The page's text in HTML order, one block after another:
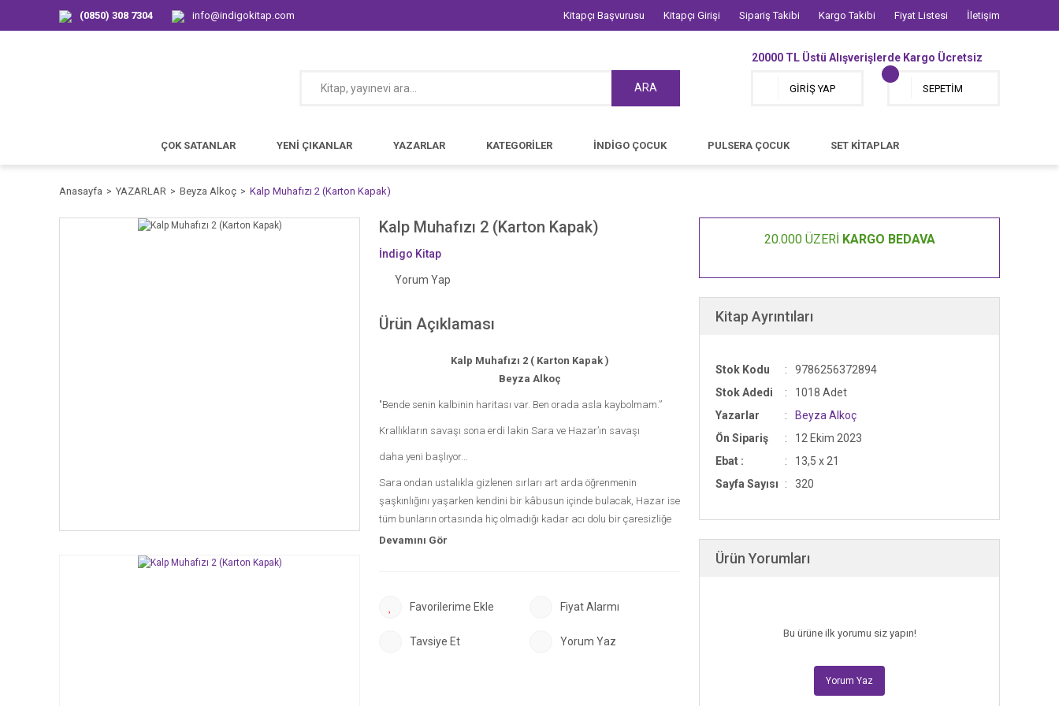
(0850) 308 7304 info@indigokitap.com Kitapçı Başvurusu Kitapçı Girişi Sipariş Takibi Kargo Takibi Fiyat Listesi İletişim
ARA
20000 TL Üstü Alışverişlerde Kargo Ücretsiz
GİRİŞ YAP SEPETİM
ÇOK SATANLAR YENİ ÇIKANLAR YAZARLAR KATEGORİLER İNDİGO ÇOCUK PULSERA ÇOCUK SET KİTAPLAR
Anasayfa YAZARLAR Beyza Alkoç Kalp Muhafızı 2 (Karton Kapak)
Kalp Muhafızı 2 (Karton Kapak)
İndigo Kitap
Yorum Yap
Ürün Açıklaması
Kalp Muhafızı 2 ( Karton Kapak )
Beyza Alkoç
"Bende senin kalbinin haritası var. Ben orada asla kaybolmam.”
Krallıkların savaşı sona erdi lakin Sara ve Hazar’ın savaşı
daha yeni başlıyor...
Sara ondan ustalıkla gizlenen sırları art arda öğrenmenin
şaşkınlığını yaşarken kendini bir kâbusun içinde bulacak, Hazar ise
tüm bunların ortasında hiç olmadığı kadar acı dolu bir çaresizliğe
hapsolacaktı...
Peki, tüm aşk masalları mutlu sonla bitmez miydi?
kapılarını açan Kalp Muhafızı serisi ikinci kitabıyla devam ediyor!
Fiyat Alarmı
Tavsiye Et Yorum Yaz
20.000 ÜZERİ KARGO BEDAVA
Kitap Ayrıntıları
Stok Kodu
9786256372894
Stok Adedi
1018 Adet
Yazarlar
Beyza Alkoç
Ön Sipariş
12 Ekim 2023
Ebat :
13,5 x 21
Sayfa Sayısı
320
Ürün Yorumları
Bu ürüne ilk yorumu siz yapın!
Yorum Yaz